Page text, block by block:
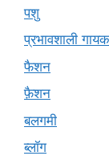
पशु
प्रभावशाली गायक
फैशन
फ़ैशन
बलगमी
ब्लॉग